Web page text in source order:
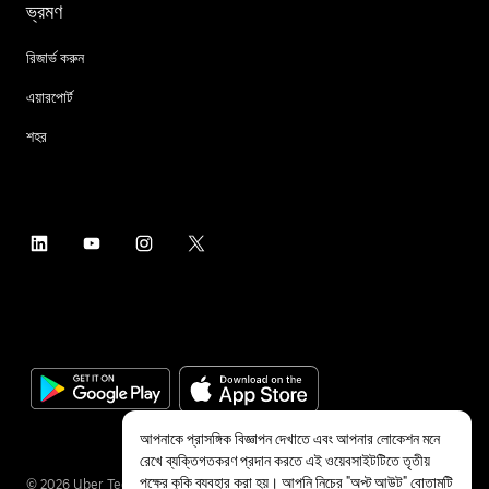
ভ্রমণ
রিজার্ভ করুন
এয়ারপোর্ট
শহর
© 2026 Uber Technologies Inc.
আপনাকে প্রাসঙ্গিক বিজ্ঞাপন দেখাতে এবং আপনার লোকেশন মনে
রেখে ব্যক্তিগতকরণ প্রদান করতে এই ওয়েবসাইটটিতে তৃতীয়
পক্ষের কুকি ব্যবহার করা হয়। আপনি নিচের "অপ্ট আউট" বোতামটি